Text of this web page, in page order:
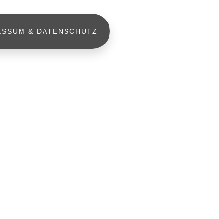
& DATENSCHUTZ